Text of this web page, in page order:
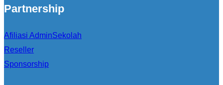
Partnership
Afiliasi AdminSekolah
Reseller
Sponsorship